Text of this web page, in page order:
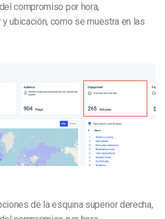
compromiso por hora,
ubicación, como se muestra en las
de la esquina superior derecha,